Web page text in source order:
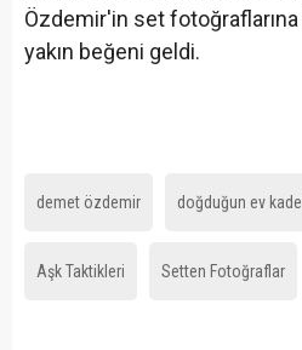
Özdemir'in set
yakın beğeni geldi.
demet özdemir doğduğun ev
Aşk Taktikleri Setten Fotoğraflar